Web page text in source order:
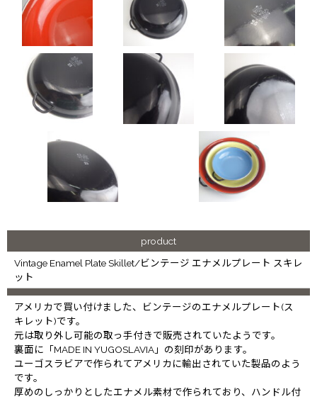
product
Vintage Enamel Plate Skillet/ビンテージ エナメルプレート スキレ
ット
アメリカで買い付けました、ビンテージのエナメルプレート(ス
キレット)です。
元は取り外し可能の取っ手付きで販売されていたようです。
裏面に「MADE IN YUGOSLAVIA」の刻印があります。
ユーゴスラビアで作られてアメリカに輸出されていた製品のよう
です。
厚めのしっかりとしたエナメル素材で作られており、ハンドル付